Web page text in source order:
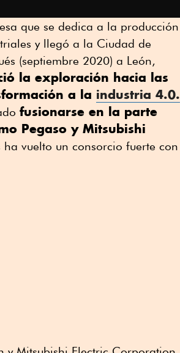
que se dedica a la producción
y llegó a la Ciudad de
(septiembre 2020) a León,
la exploración hacia las
a la industria 4.0.
fusionarse en la parte
Pegaso y Mitsubishi
vuelto un consorcio fuerte con